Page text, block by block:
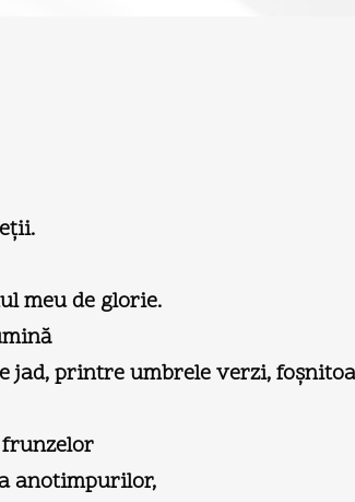
meu de glorie.
jad, printre umbrele verzi,
anotimpurilor,